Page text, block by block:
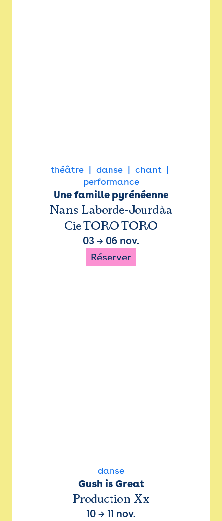
théâtre danse
chant
performance
Une famille pyrénéenne
Nans Laborde-Jourdàa
Cie TORO TORO
03 → 06 nov.
Réserver
danse
Gush is Great
Production Xx
10 → 11 nov.